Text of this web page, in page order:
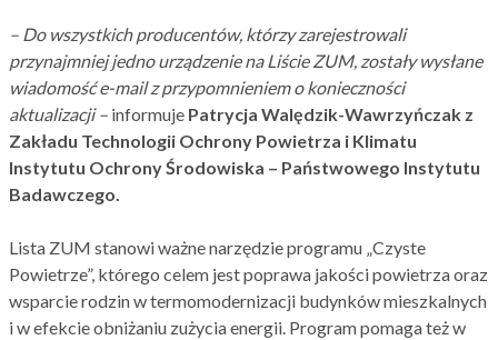
– Do wszystkich producentów, którzy zarejestrowali
przynajmniej jedno urządzenie na Liście ZUM, zostały wysłane
wiadomość e-mail z przypomnieniem o konieczności
aktualizacji – informuje Patrycja Walędzik-Wawrzyńczak z
Zakładu Technologii Ochrony Powietrza i Klimatu
Instytutu Ochrony Środowiska – Państwowego Instytutu
Badawczego.
Lista ZUM stanowi ważne narzędzie programu „Czyste
Powietrze”, którego celem jest poprawa jakości powietrza oraz
wsparcie rodzin w termomodernizacji budynków mieszkalnych
i w efekcie obniżaniu zużycia energii. Program pomaga też w